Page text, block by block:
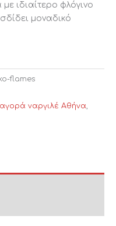
ιδιαίτερο φλόγινο
μοναδικό
flames
αγορά ναργιλέ Αθήνα,